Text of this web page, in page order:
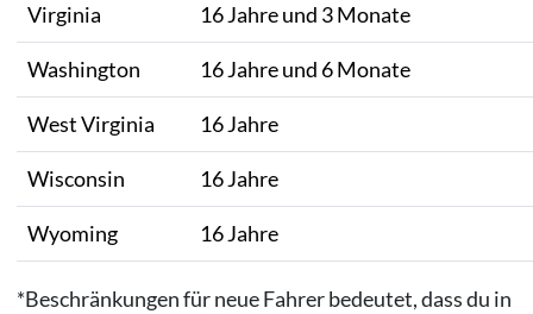
Virginia 16 Jahre und 3 Monate
Washington 16 Jahre und 6 Monate
West Virginia 16 Jahre
Wisconsin 16 Jahre
Wyoming 16 Jahre
*Beschränkungen für neue Fahrer bedeutet, dass du in